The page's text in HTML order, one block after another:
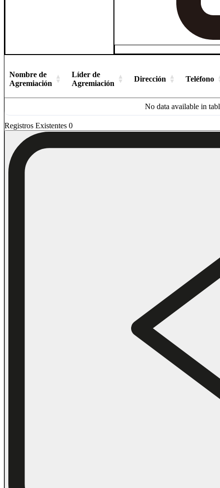
Nombre de
Agremiación
Líder de
Agremiación
Dirección Teléfono
No data available in
Registros Existentes 0